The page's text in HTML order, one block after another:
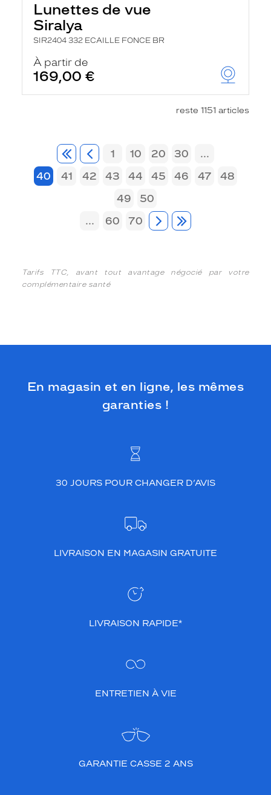
Lunettes de vue
Siralya
SIR2404 332 ECAILLE FONCE BR
À partir de
169,00 €
reste 1151 articles
1 10 20 30
...
40
41 42 43 44 45 46 47
48
49
50
...
60 70
Tarifs TTC, avant tout avantage négocié par votre
complémentaire santé
En magasin et en ligne, les mêmes
garanties !
30 JOURS POUR CHANGER D’AVIS
LIVRAISON EN MAGASIN GRATUITE
LIVRAISON RAPIDE*
ENTRETIEN À VIE
GARANTIE CASSE 2 ANS